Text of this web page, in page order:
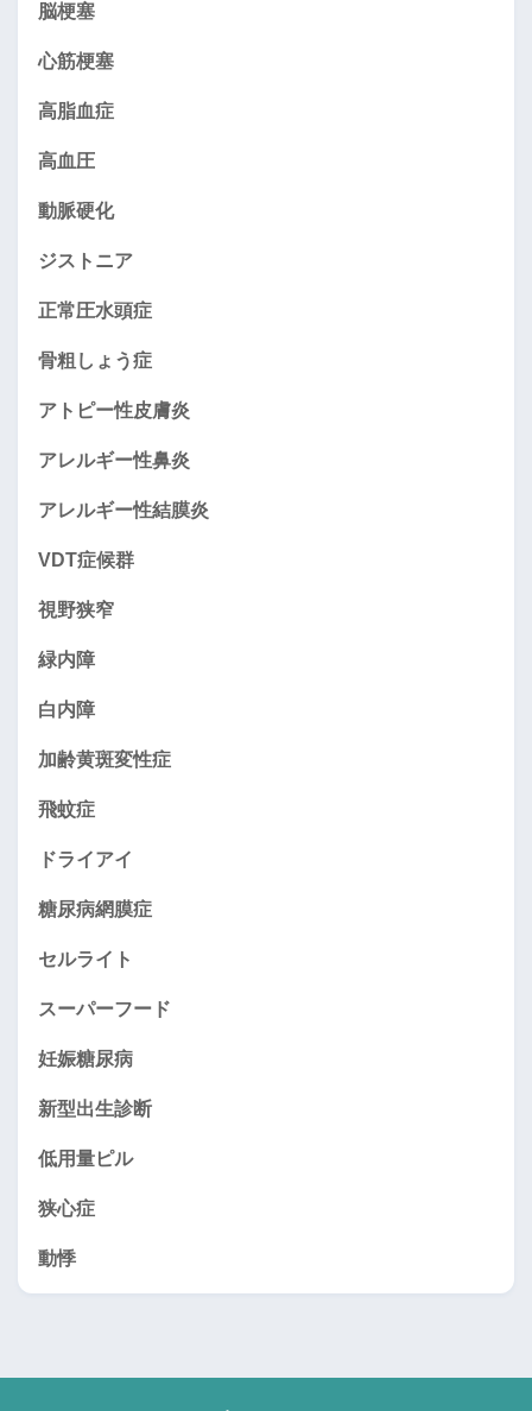
脳梗塞
心筋梗塞
高脂血症
高血圧
動脈硬化
ジストニア
正常圧水頭症
骨粗しょう症
アトピー性皮膚炎
アレルギー性鼻炎
アレルギー性結膜炎
VDT症候群
視野狭窄
緑内障
白内障
加齢黄斑変性症
飛蚊症
ドライアイ
糖尿病網膜症
セルライト
スーパーフード
妊娠糖尿病
新型出生診断
低用量ピル
狭心症
動悸